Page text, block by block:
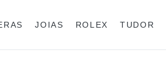
JOIAS ROLEX TUDOR